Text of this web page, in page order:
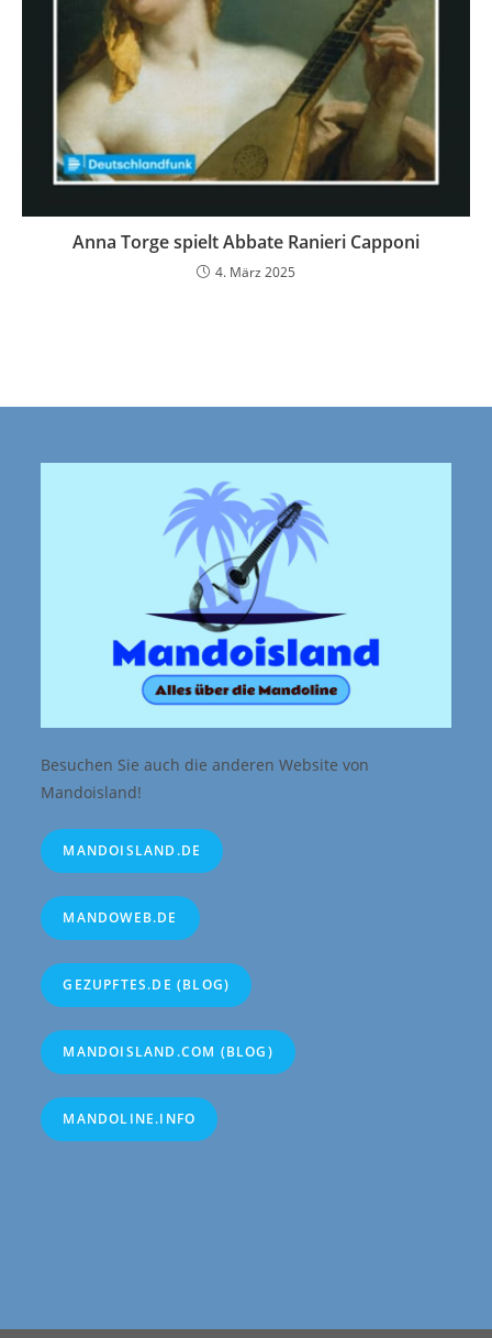
Anna Torge spielt Abbate Ranieri Capponi
4. März 2025
Besuchen Sie auch die anderen Website von
Mandoisland!
MANDOISLAND.DE
MANDOWEB.DE
GEZUPFTES.DE (BLOG)
MANDOISLAND.COM (BLOG)
MANDOLINE.INFO